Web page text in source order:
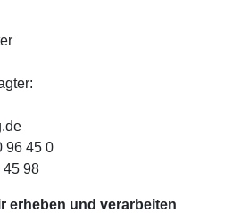
96 45 0
45 98
erheben und verarbeiten